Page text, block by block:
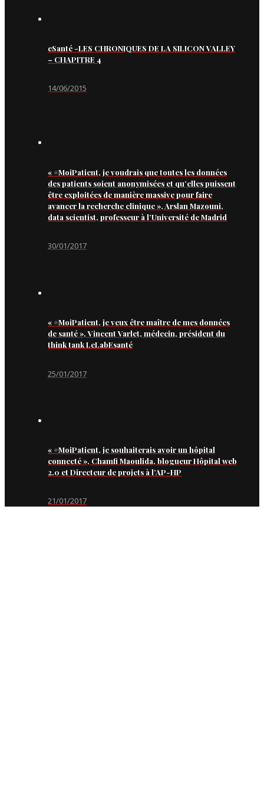
eSanté -LES CHRONIQUES DE LA SILICON VALLEY
– CHAPITRE 4
14/06/2015
« #MoiPatient, je voudrais que toutes les données
des patients soient anonymisées et qu’elles puissent
être exploitées de manière massive pour faire
avancer la recherche clinique », Arslan Mazouni,
data scientist, professeur à l’Université de Madrid
30/01/2017
« #MoiPatient, je veux être maître de mes données
de santé », Vincent Varlet, médecin, président du
think tank LeLabEsanté
25/01/2017
« #MoiPatient, je souhaiterais avoir un hôpital
connecté », Chamfi Maoulida, blogueur Hôpital web
2.0 et Directeur de projets à l’AP-HP
21/01/2017